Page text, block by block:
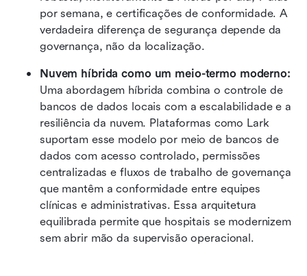
por semana, e certificações de conformidade. A
verdadeira diferença de segurança depende da
governança, não da localização.
Uma abordagem híbrida combina o controle de
bancos de dados locais com a escalabilidade e a
resiliência da nuvem. Plataformas como Lark
suportam esse modelo por meio de bancos de
dados com acesso controlado, permissões
centralizadas e fluxos de trabalho de governança
que mantêm a conformidade entre equipes
clínicas e administrativas. Essa arquitetura
equilibrada permite que hospitais se modernizem
sem abrir mão da supervisão operacional.